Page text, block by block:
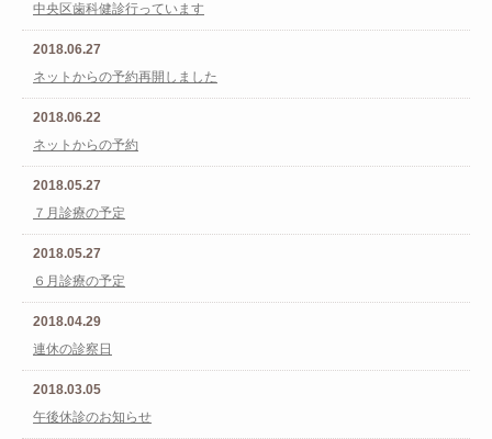
中央区歯科健診行っています
2018.06.27
ネットからの予約再開しました
2018.06.22
ネットからの予約
2018.05.27
７月診療の予定
2018.05.27
６月診療の予定
2018.04.29
連休の診察日
2018.03.05
午後休診のお知らせ